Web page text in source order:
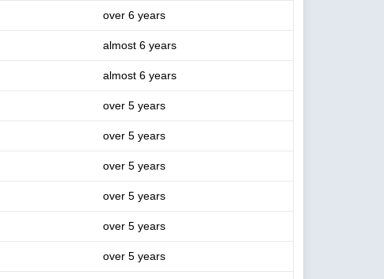
over 6 years
almost 6 years
almost 6 years
over 5 years
over 5 years
over 5 years
over 5 years
over 5 years
over 5 years